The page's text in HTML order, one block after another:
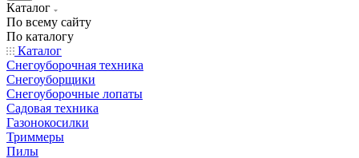
Каталог
По всему сайту
По каталогу
Каталог
Снегоуборочная техника
Снегоуборщики
Снегоуборочные лопаты
Садовая техника
Газонокосилки
Триммеры
Пилы